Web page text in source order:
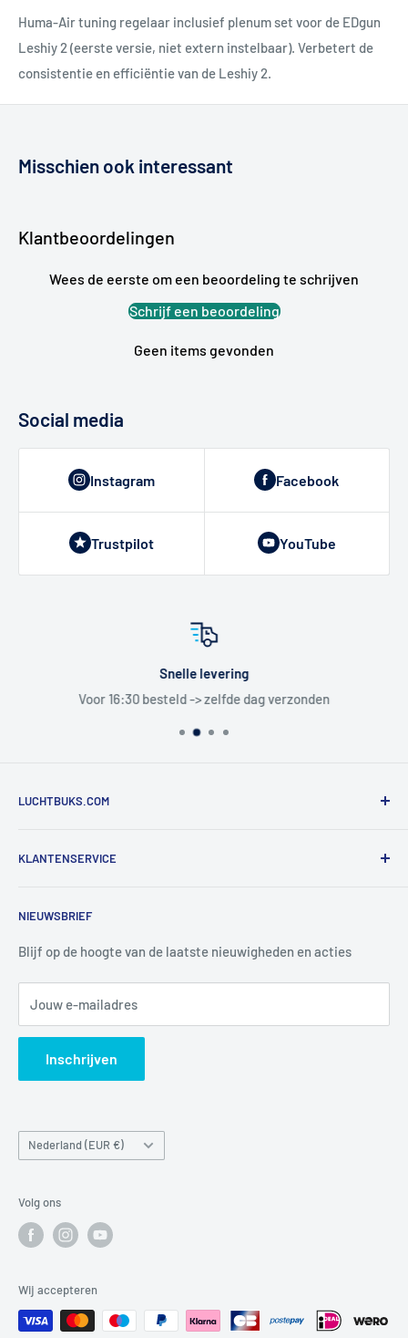
Huma-Air tuning regelaar inclusief plenum set voor de EDgun
Leshiy 2 (eerste versie, niet extern instelbaar). Verbetert de
consistentie en efficiëntie van de Leshiy 2.
Misschien ook interessant
Klantbeoordelingen
Wees de eerste om een beoordeling te schrijven
Schrijf een beoordeling
Geen items gevonden
Social media
Instagram Facebook
Trustpilot YouTube
Snelle levering
Voor 16:30 besteld -> zelfde dag verzonden
LUCHTBUKS.COM
Utrechtlaan 9
Tel:+31 6 345 30 448
Mail:info@luchtbuks.com
KLANTENSERVICE
Informatie
Privacybeleid
Verzendbeleid
Search
NIEUWSBRIEF
Blijf op de hoogte van de laatste nieuwigheden en acties
Jouw e-mailadres
Inschrijven
Land/regio
Nederland (EUR €)
Volg ons
Wij accepteren